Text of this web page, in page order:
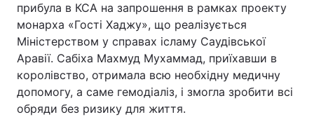
Економіка Світ
Спорт Наука
Техно і зв'язок Лайт
Зброя Інциденти
прибула в КСА на запрошення в рамках проекту
монарха «Гості Хаджу», що реалізується
Міністерством у справах ісламу Саудівської
Аравії. Сабіха Махмуд Мухаммад, приїхавши в
королівство, отримала всю необхідну медичну
допомогу, а саме гемодіаліз, і змогла зробити всі
обряди без ризику для життя.